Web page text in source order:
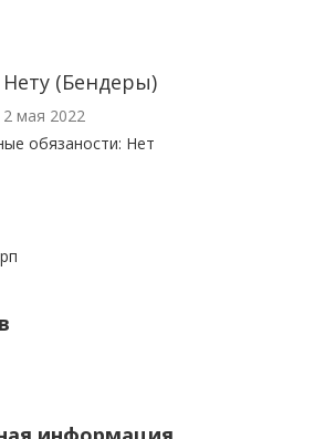
(Бендеры)
мая 2022
обязаности: Нет